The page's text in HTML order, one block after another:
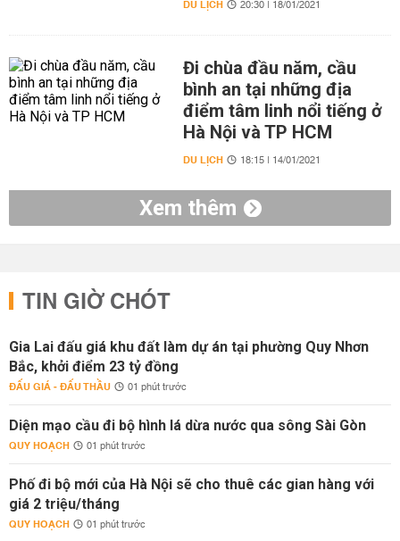
DU LỊCH 20:30 | 18/01/2021
Đi chùa đầu năm, cầu
bình an tại những địa
điểm tâm linh nổi tiếng ở
Hà Nội và TP HCM
DU LỊCH 18:15 | 14/01/2021
Xem thêm
TIN GIỜ CHÓT
Gia Lai đấu giá khu đất làm dự án tại phường Quy Nhơn
Bắc, khởi điểm 23 tỷ đồng
ĐẤU GIÁ - ĐẤU THẦU 01 phút trước
Diện mạo cầu đi bộ hình lá dừa nước qua sông Sài Gòn
QUY HOẠCH 01 phút trước
Phố đi bộ mới của Hà Nội sẽ cho thuê các gian hàng với
giá 2 triệu/tháng
QUY HOẠCH 01 phút trước